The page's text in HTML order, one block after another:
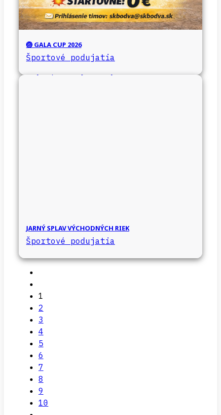
🏐 GALA CUP 2026
Športové podujatia
JARNÝ SPLAV VÝCHODNÝCH RIEK
Športové podujatia
1
2
3
4
5
6
7
8
9
10